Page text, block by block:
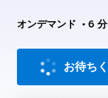
オンデマンド • 6 分
お待ち